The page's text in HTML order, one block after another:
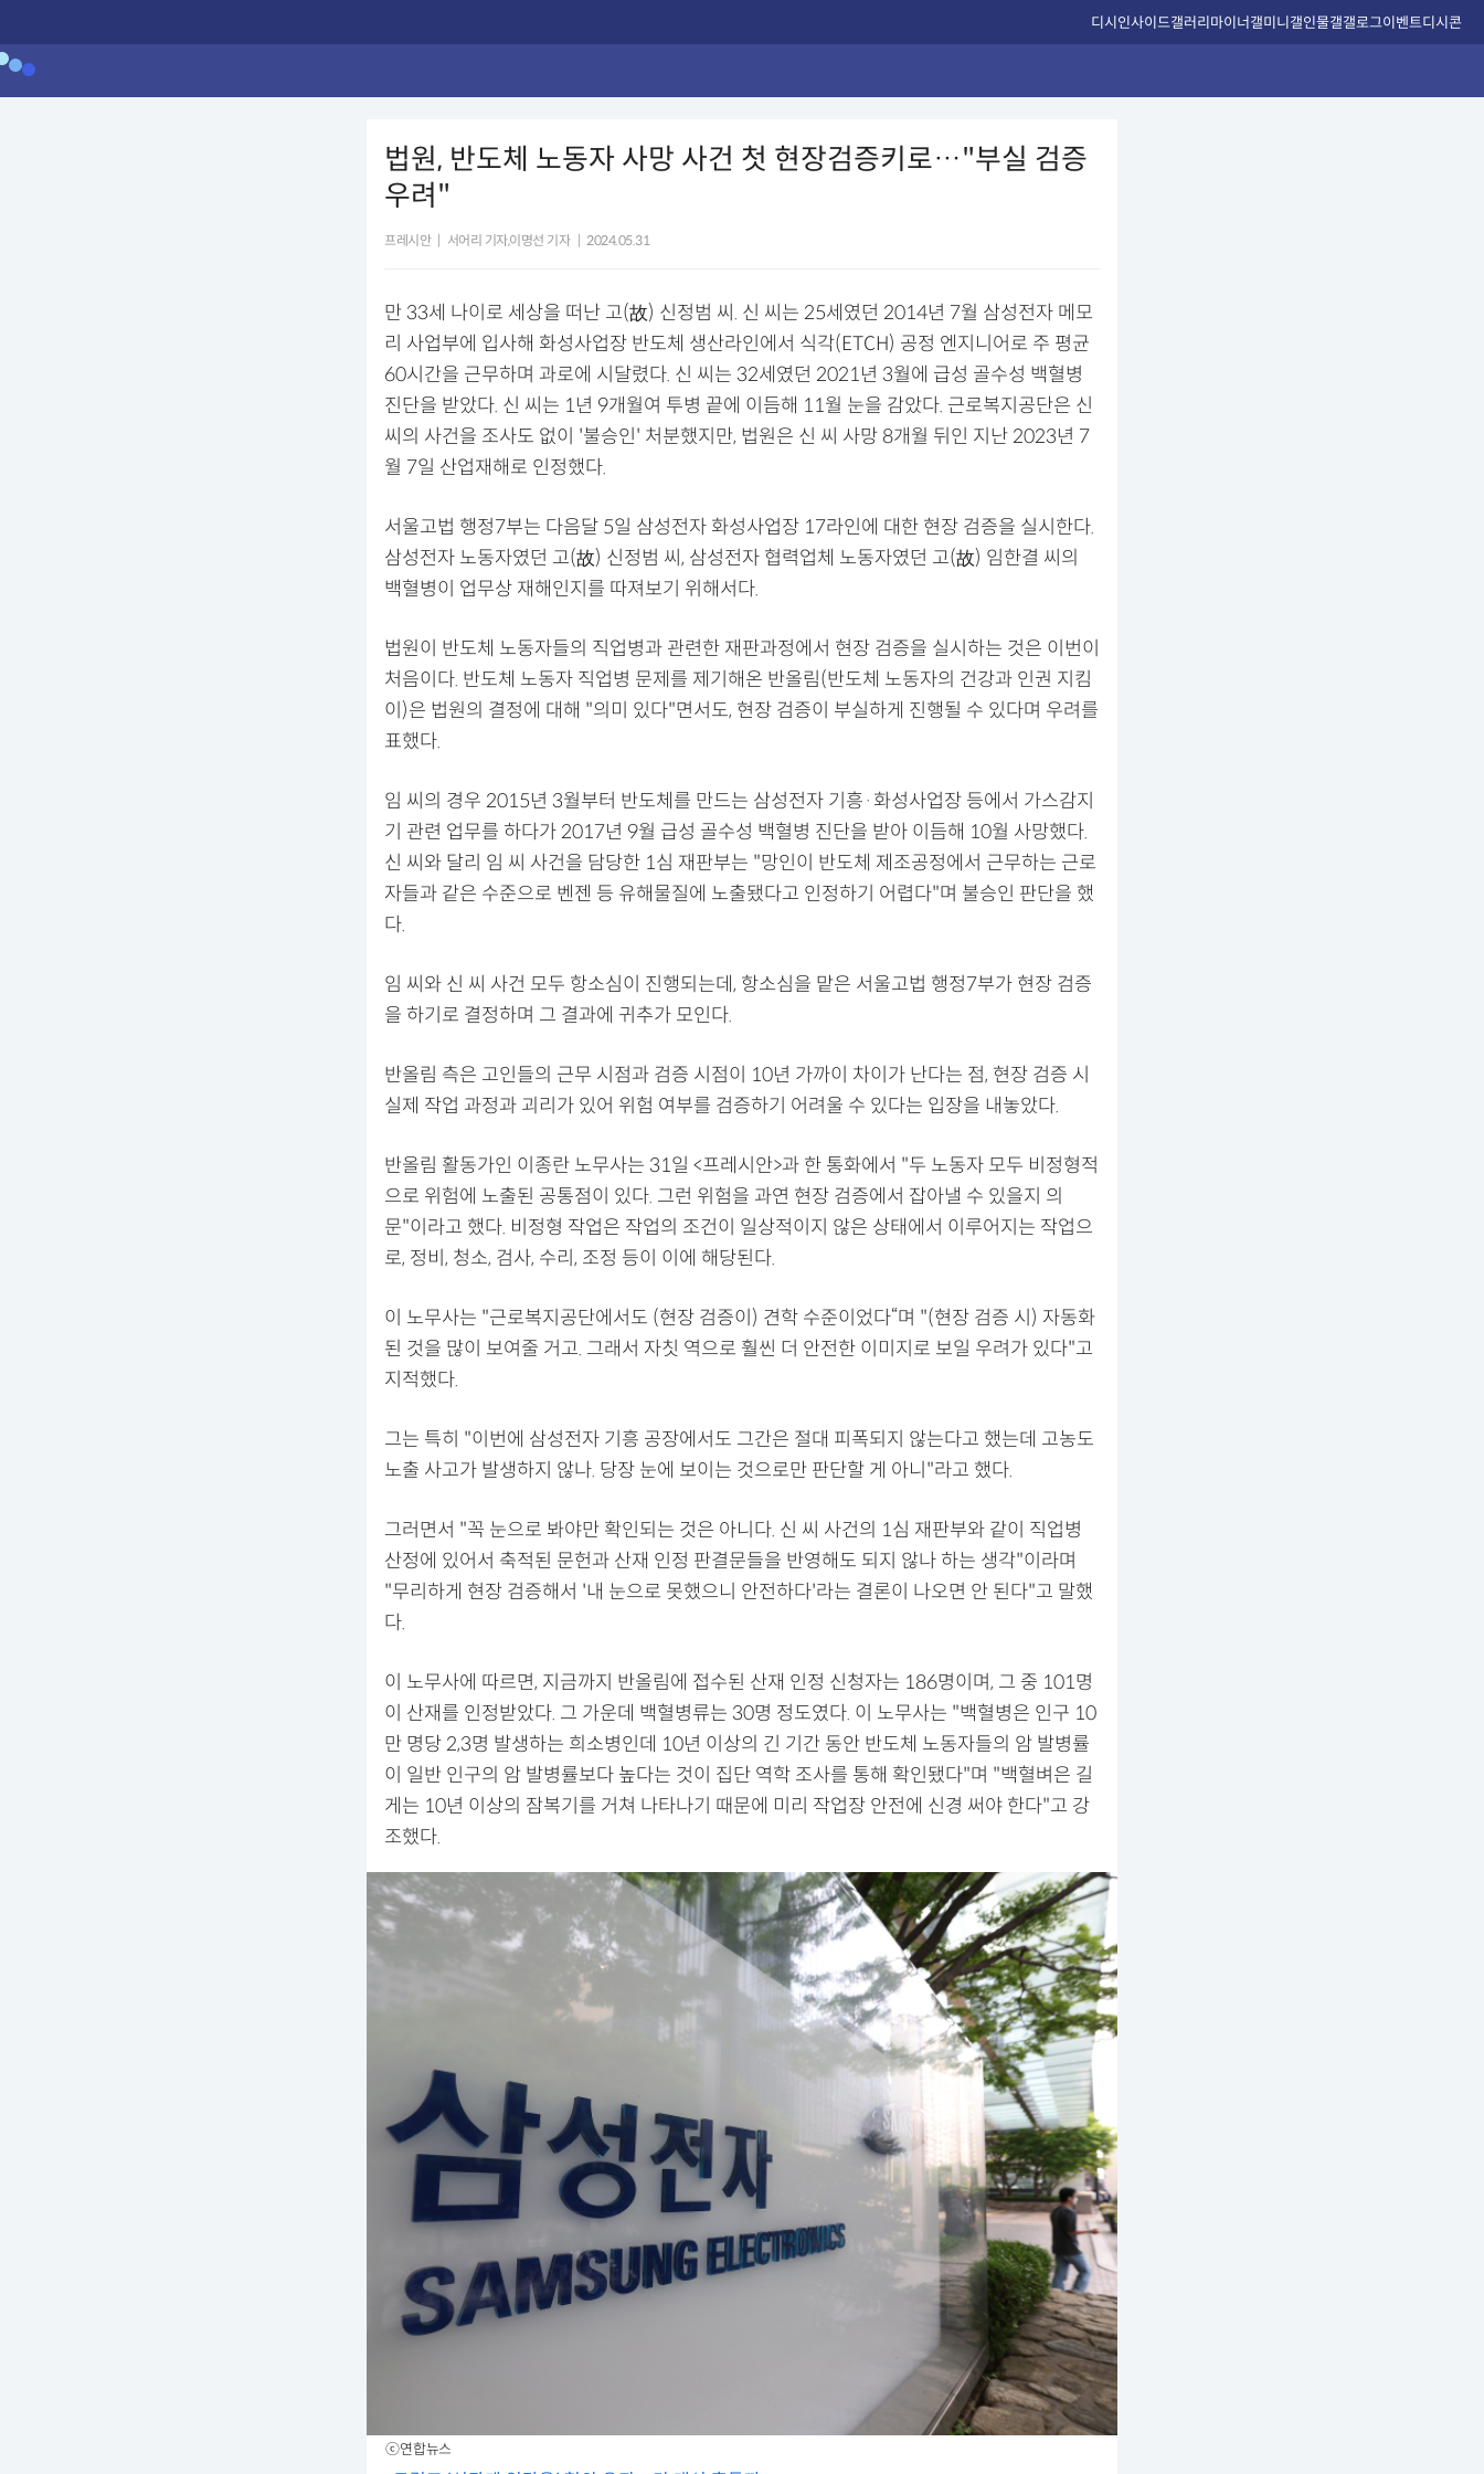
디시인사이드갤러리마이너갤미니갤인물갤갤로그이벤트디시콘
법원, 반도체 노동자 사망 사건 첫 현장검증키로…"부실 검증
우려"
프레시안 서어리 기자,이명선 기자 2024.05.31
만 33세 나이로 세상을 떠난 고(故) 신정범 씨. 신 씨는 25세였던 2014년 7월 삼성전자 메모
리 사업부에 입사해 화성사업장 반도체 생산라인에서 식각(ETCH) 공정 엔지니어로 주 평균
60시간을 근무하며 과로에 시달렸다. 신 씨는 32세였던 2021년 3월에 급성 골수성 백혈병
진단을 받았다. 신 씨는 1년 9개월여 투병 끝에 이듬해 11월 눈을 감았다. 근로복지공단은 신
씨의 사건을 조사도 없이 '불승인' 처분했지만, 법원은 신 씨 사망 8개월 뒤인 지난 2023년 7
월 7일 산업재해로 인정했다.
서울고법 행정7부는 다음달 5일 삼성전자 화성사업장 17라인에 대한 현장 검증을 실시한다.
삼성전자 노동자였던 고(故) 신정범 씨, 삼성전자 협력업체 노동자였던 고(故) 임한결 씨의
백혈병이 업무상 재해인지를 따져보기 위해서다.
법원이 반도체 노동자들의 직업병과 관련한 재판과정에서 현장 검증을 실시하는 것은 이번이
처음이다. 반도체 노동자 직업병 문제를 제기해온 반올림(반도체 노동자의 건강과 인권 지킴
이)은 법원의 결정에 대해 "의미 있다"면서도, 현장 검증이 부실하게 진행될 수 있다며 우려를
표했다.
임 씨의 경우 2015년 3월부터 반도체를 만드는 삼성전자 기흥·화성사업장 등에서 가스감지
기 관련 업무를 하다가 2017년 9월 급성 골수성 백혈병 진단을 받아 이듬해 10월 사망했다.
신 씨와 달리 임 씨 사건을 담당한 1심 재판부는 "망인이 반도체 제조공정에서 근무하는 근로
자들과 같은 수준으로 벤젠 등 유해물질에 노출됐다고 인정하기 어렵다"며 불승인 판단을 했
다.
임 씨와 신 씨 사건 모두 항소심이 진행되는데, 항소심을 맡은 서울고법 행정7부가 현장 검증
을 하기로 결정하며 그 결과에 귀추가 모인다.
반올림 측은 고인들의 근무 시점과 검증 시점이 10년 가까이 차이가 난다는 점, 현장 검증 시
실제 작업 과정과 괴리가 있어 위험 여부를 검증하기 어려울 수 있다는 입장을 내놓았다.
반올림 활동가인 이종란 노무사는 31일 <프레시안>과 한 통화에서 "두 노동자 모두 비정형적
으로 위험에 노출된 공통점이 있다. 그런 위험을 과연 현장 검증에서 잡아낼 수 있을지 의
문"이라고 했다. 비정형 작업은 작업의 조건이 일상적이지 않은 상태에서 이루어지는 작업으
로, 정비, 청소, 검사, 수리, 조정 등이 이에 해당된다.
이 노무사는 "근로복지공단에서도 (현장 검증이) 견학 수준이었다“며 "(현장 검증 시) 자동화
된 것을 많이 보여줄 거고. 그래서 자칫 역으로 훨씬 더 안전한 이미지로 보일 우려가 있다"고
지적했다.
그는 특히 "이번에 삼성전자 기흥 공장에서도 그간은 절대 피폭되지 않는다고 했는데 고농도
노출 사고가 발생하지 않나. 당장 눈에 보이는 것으로만 판단할 게 아니"라고 했다.
그러면서 "꼭 눈으로 봐야만 확인되는 것은 아니다. 신 씨 사건의 1심 재판부와 같이 직업병
산정에 있어서 축적된 문헌과 산재 인정 판결문들을 반영해도 되지 않나 하는 생각"이라며
"무리하게 현장 검증해서 '내 눈으로 못했으니 안전하다'라는 결론이 나오면 안 된다"고 말했
다.
이 노무사에 따르면, 지금까지 반올림에 접수된 산재 인정 신청자는 186명이며, 그 중 101명
이 산재를 인정받았다. 그 가운데 백혈병류는 30명 정도였다. 이 노무사는 "백혈병은 인구 10
만 명당 2,3명 발생하는 희소병인데 10년 이상의 긴 기간 동안 반도체 노동자들의 암 발병률
이 일반 인구의 암 발병률보다 높다는 것이 집단 역학 조사를 통해 확인됐다"며 "백혈벼은 길
게는 10년 이상의 잠복기를 거쳐 나타나기 때문에 미리 작업장 안전에 신경 써야 한다"고 강
조했다.
ⓒ연합뉴스